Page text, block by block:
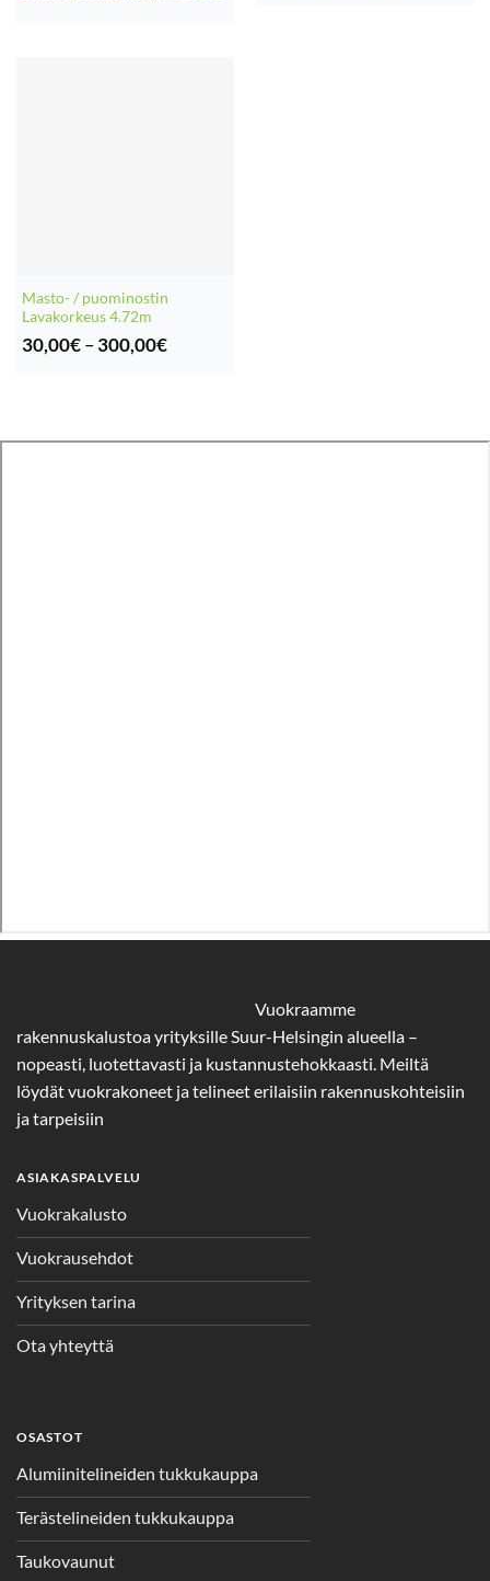
Masto- / puominostin
Lavakorkeus 4.72m
30,00€ – 300,00€Hintaluokka:
Vuokraamme
rakennuskalustoa yrityksille Suur-Helsingin alueella –
nopeasti, luotettavasti ja kustannustehokkaasti. Meiltä
löydät vuokrakoneet ja telineet erilaisiin rakennuskohteisiin
ja tarpeisiin
ASIAKASPALVELU
Vuokrakalusto
Vuokrausehdot
Yrityksen tarina
Ota yhteyttä
OSASTOT
Alumiinitelineiden tukkukauppa
Terästelineiden tukkukauppa
Taukovaunut